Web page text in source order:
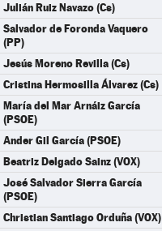
Julián Ruiz Navazo (Cs)
Salvador de Foronda Vaquero
(PP)
Jesús Moreno Revilla (Cs)
Cristina Hermosilla Álvarez (Cs)
María del Mar Arnáiz García
(PSOE)
Ander Gil García (PSOE)
Beatriz Delgado Sainz (VOX)
José Salvador Sierra García
(PSOE)
Christian Santiago Orduña (VOX)